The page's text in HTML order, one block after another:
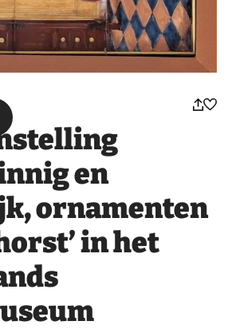
en
ornamenten
in het